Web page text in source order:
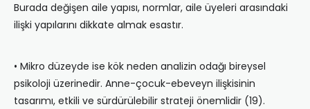
Burada değişen aile yapısı, normlar, aile üyeleri arasındaki
ilişki yapılarını dikkate almak esastır.
• Mikro düzeyde ise kök neden analizin odağı bireysel
psikoloji üzerinedir. Anne-çocuk-ebeveyn ilişkisinin
tasarımı, etkili ve sürdürülebilir strateji önemlidir (19).